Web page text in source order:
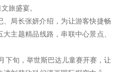
旅盛宴。
局长张妍介绍，为让游客快捷畅
主题精品线路，串联中心景点、
旬，举世斯巴达儿童赛开赛，让